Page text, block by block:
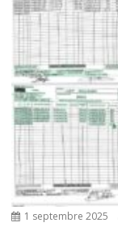
1 septembre 2025